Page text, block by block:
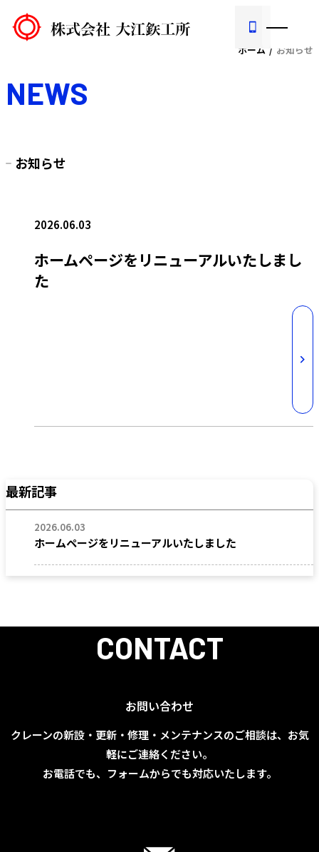
NEWS
お知らせ
ホーム お知らせ
2026.06.03
ホームページをリニューアルいたしまし
た
最新記事
2026.06.03
ホームページをリニューアルいたしました
CONTACT
お問い合わせ
クレーンの新設・更新・修理・メンテナンスのご相談は、お気
軽にご連絡ください。
お電話でも、フォームからでも対応いたします。